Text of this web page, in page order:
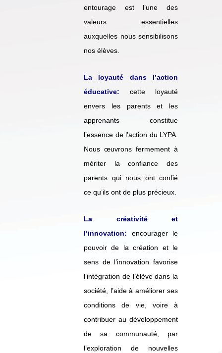
entourage est l’une des
valeurs essentielles
auxquelles nous sensibilisons
nos élèves.
La loyauté dans l’action
éducative:
cette loyauté
envers les parents et les
apprenants constitue
l’essence de l’action du LYPA.
Nous œuvrons fermement à
mériter la confiance des
parents qui nous ont confié
ce qu’ils ont de plus précieux.
La créativité et
l’innovation:
encourager le
pouvoir de la création et le
sens de l’innovation favorise
l’intégration de l’élève dans la
société, l’aide à améliorer ses
conditions de vie, voire à
contribuer au développement
de sa communauté, par
l’exploration de nouvelles